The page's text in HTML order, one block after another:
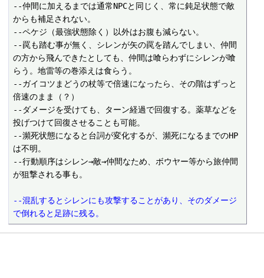
--仲間に加えるまでは通常NPCと同じく、常に鈍足状態で敵
からも補足されない。
--ペケジ（最強状態除く）以外はお腹も減らない。
--罠も踏む事が無く、シレンが矢の罠を踏んでしまい、仲間
の方から飛んできたとしても、仲間は喰らわずにシレンが喰
らう。地雷等の巻添えは食らう。
--ガイコツまどうの杖等で倍速になったら、その階はずっと
倍速のまま（？）
--ダメージを受けても、ターン経過で回復する。薬草などを
投げつけて回復させることも可能。
--瀕死状態になると台詞が変化するが、瀕死になるまでのHP
は不明。
--行動順序はシレン→敵→仲間なため、ボウヤー等から旅仲間
--混乱するとシレンにも攻撃することがあり、そのダメージ
で倒れると足跡に残る。